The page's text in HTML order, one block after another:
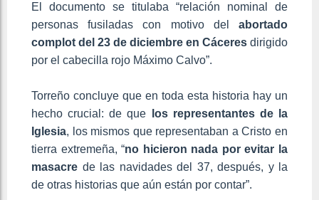
El documento se titulaba “relación nominal de
personas fusiladas con motivo del abortado
complot del 23 de diciembre en Cáceres dirigido
por el cabecilla rojo Máximo Calvo”.
Torreño concluye que en toda esta historia hay un
hecho crucial: de que los representantes de la
Iglesia, los mismos que representaban a Cristo en
tierra extremeña, “no hicieron nada por evitar la
masacre de las navidades del 37, después, y la
de otras historias que aún están por contar”.